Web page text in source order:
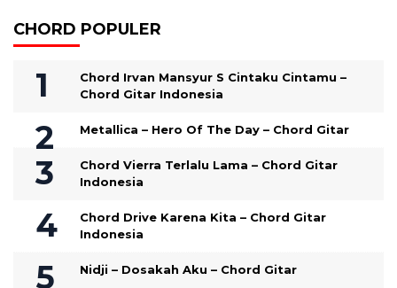
CHORD POPULER
Chord Irvan Mansyur S Cintaku Cintamu –
Chord Gitar Indonesia
Metallica – Hero Of The Day – Chord Gitar
Chord Vierra Terlalu Lama – Chord Gitar
Indonesia
Chord Drive Karena Kita – Chord Gitar
Indonesia
Nidji – Dosakah Aku – Chord Gitar